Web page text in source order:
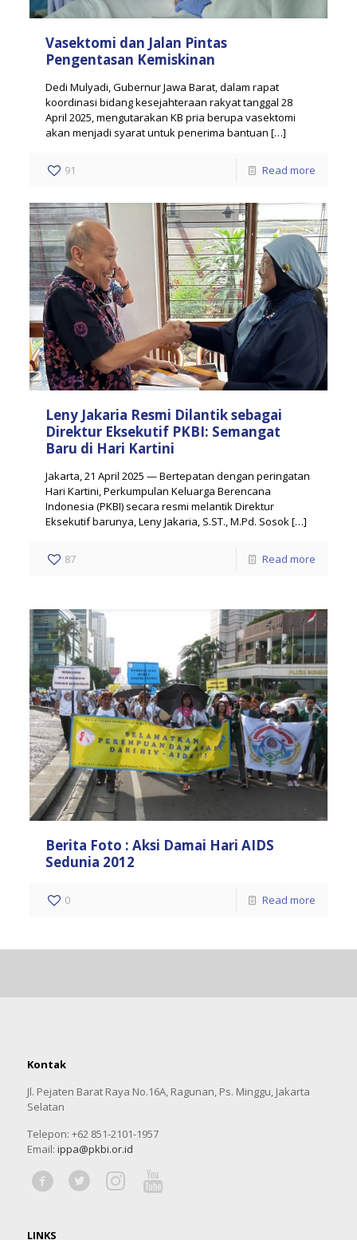
Vasektomi dan Jalan Pintas
Pengentasan Kemiskinan
Dedi Mulyadi, Gubernur Jawa Barat, dalam rapat
koordinasi bidang kesejahteraan rakyat tanggal 28
April 2025, mengutarakan KB pria berupa vasektomi
akan menjadi syarat untuk penerima bantuan […]
91 Read more
Leny Jakaria Resmi Dilantik sebagai
Direktur Eksekutif PKBI: Semangat
Baru di Hari Kartini
Jakarta, 21 April 2025 — Bertepatan dengan peringatan
Hari Kartini, Perkumpulan Keluarga Berencana
Indonesia (PKBI) secara resmi melantik Direktur
Eksekutif barunya, Leny Jakaria, S.ST., M.Pd. Sosok[…]
87 Read more
Berita Foto : Aksi Damai Hari AIDS
Sedunia 2012
0 Read more
Kontak
Jl. Pejaten Barat Raya No.16A, Ragunan, Ps. Minggu, Jakarta
Selatan
Telepon: +62 851-2101-1957
Email: ippa@pkbi.or.id
LINKS